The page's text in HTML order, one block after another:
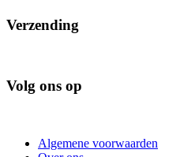
Verzending
Volg ons op
Algemene voorwaarden